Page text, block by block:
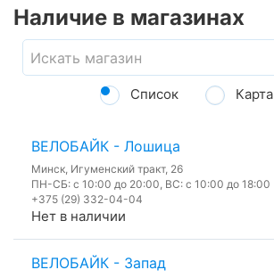
Наличие в магазинах
Список Карта
ВЕЛОБАЙК - Лошица
Минск, Игуменский тракт, 26
ПН-СБ: с 10:00 до 20:00, ВС: с 10:00 до 18:00
+375 (29) 332-04-04
Нет в наличии
ВЕЛОБАЙК - Запад